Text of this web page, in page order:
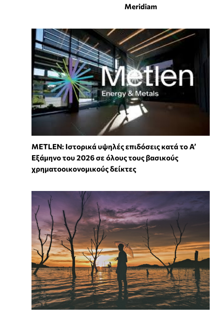
Meridiam
METLEN: Ιστορικά υψηλές επιδόσεις κατά το Α’
Εξάμηνο του 2026 σε όλους τους βασικούς
χρηματοοικονομικούς δείκτες